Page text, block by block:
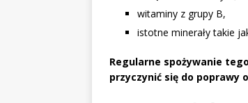
witaminy z grupy B,
istotne minerały takie
Regularne spożywanie
przyczynić się do poprawy